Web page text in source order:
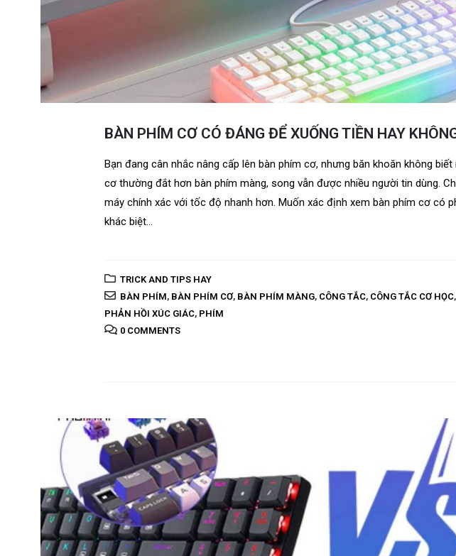
BÀN PHÍM CƠ CÓ ĐÁNG ĐỂ XUỐNG TIỀN HAY
Bạn đang cân nhắc nâng cấp lên bàn phím cơ, nhưng băn khoăn không
cơ thường đắt hơn bàn phím màng, song vẫn được nhiều người tin dùng.
máy chính xác với tốc độ nhanh hơn. Muốn xác định xem bàn phím cơ có
khác biệt...
TRICK AND TIPS HAY
BÀN PHÍM, BÀN PHÍM CƠ, BÀN PHÍM MÀNG, CÔNG TẮC, CÔNG TẮC CƠ HỌC,
PHẢN HỒI XÚC GIÁC, PHÍM
0 COMMENTS